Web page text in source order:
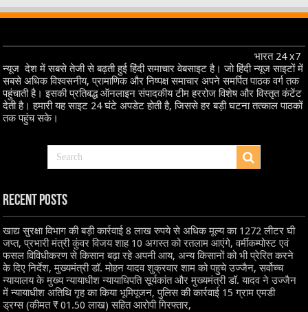
भारत 24 x7
न्यूज देश में सबसे तेजी से बढ़ती हुई हिंदी समाचार वेबसाइट है। जो हिंदी न्यूज साइटों में
सबसे अधिक विश्वसनीय, प्रामाणिक और निष्पक्ष समाचार अपने समर्पित पाठक वर्ग तक
पहुंचाती है। इसकी प्रतिबद्ध ऑनलाइन संपादकीय टीम हररोज विशेष और विस्तृत कंटेंट
देती है। हमारी यह साइट 24 घंटे अपडेट होती है, जिससे हर बड़ी घटना तत्काल पाठकों
तक पहुंच सके।
Recent Posts
खाद्य सुरक्षा विभाग की बड़ी कार्रवाई 8 लाख रुपये से अधिक मूल्य का 1272 लीटर घी
जप्त, प्रभारी मंत्री कुंवर विजय शाह 10 अगस्त को रतलाम आएंगे, वर्मीकम्पोस्ट एवं
फसल विविधीकरण से किसान बढ़ा रहे अपनी आय, अन्य किसानों को भी प्रेरित करने
के दिए निर्देश, मुख्यमंत्री डॉ. मोहन यादव शुक्रवार शाम को पहुचे उज्जैन, सर्वोच्च
न्यायालय के मुख्‍य न्‍यायाधीश न्यायाधिपति सूर्यकांत और मुख्यमंत्री डॉ. यादव ने उज्जैन
में न्यायाधीश अतिथि गृह का किया भूमिपूजन, पुलिस की कार्रवाई 15 ग्राम एमडी
ड्रग्स (कीमत ₹ 01.50 लाख) सहित आरोपी गिरफ्तार,